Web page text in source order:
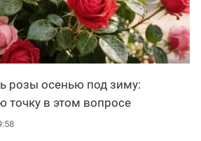
розы осенью под зиму:
точку в этом вопросе